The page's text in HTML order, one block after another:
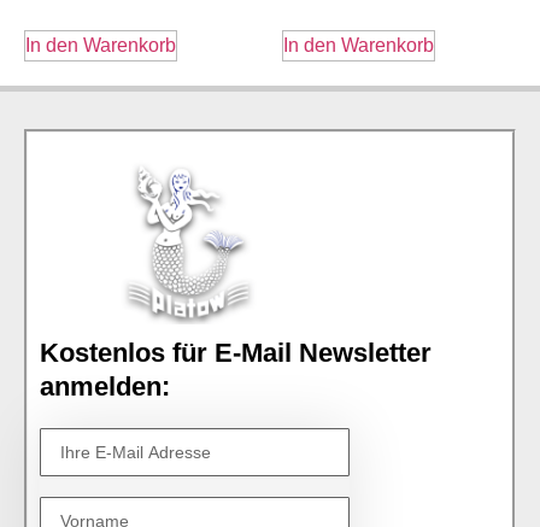
In den Warenkorb In den Warenkorb
Kostenlos für E-Mail Newsletter
anmelden: